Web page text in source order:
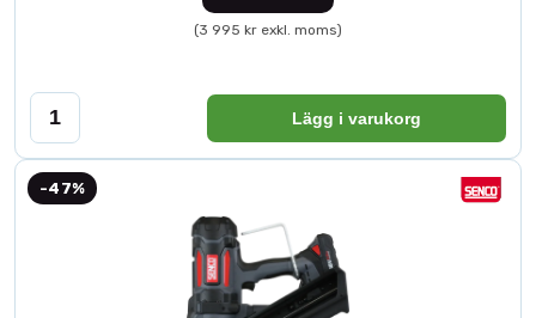
(3 995 kr exkl. moms)
Lägg i varukorg
-47%